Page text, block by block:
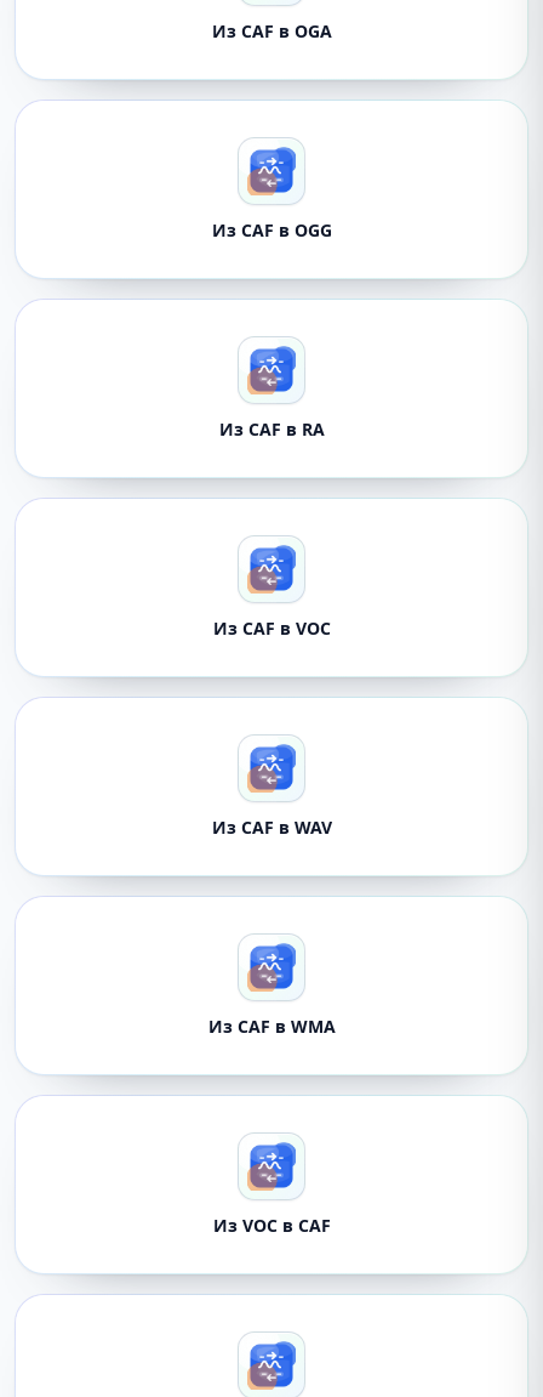
Из CAF в OGA
Из CAF в OGG
Из CAF в RA
Из CAF в VOC
Из CAF в WAV
Из CAF в WMA
Из VOC в CAF